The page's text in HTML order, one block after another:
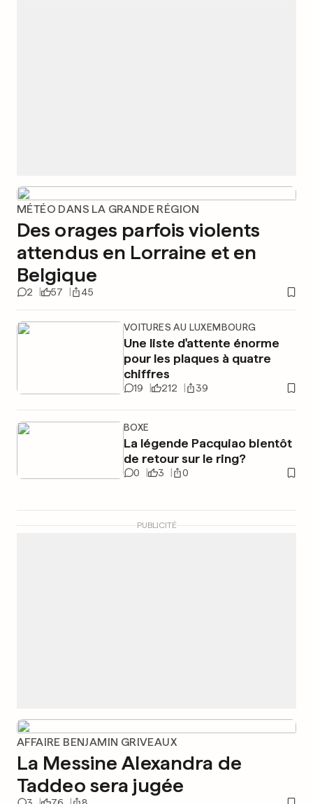
MÉTÉO DANS LA GRANDE RÉGION
Des orages parfois violents
attendus en Lorraine et en
Belgique
2 57 45
VOITURES AU LUXEMBOURG
Une liste d'attente énorme
pour les plaques à quatre
chiffres
19 212 39
BOXE
La légende Pacquiao bientôt
de retour sur le ring?
0 3 0
PUBLICITÉ
AFFAIRE BENJAMIN GRIVEAUX
La Messine Alexandra de
Taddeo sera jugée